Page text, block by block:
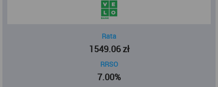
Rata
1549.06zł
RRSO
7.00%